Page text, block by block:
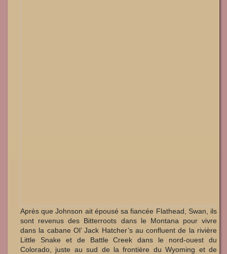
Après que Johnson ait épousé sa fiancée Flathead, Swan, ils
sont revenus des Bitterroots dans le Montana pour vivre
dans la cabane Ol’ Jack Hatcher’s au confluent de la rivière
Little Snake et de Battle Creek dans le nord-ouest du
Colorado, juste au sud de la frontière du Wyoming et de